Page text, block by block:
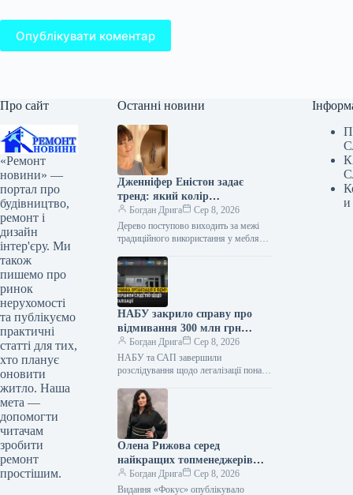
Опублікувати коментар
Про сайт
«Ремонт
новини» —
портал про
будівництво,
ремонт і
дизайн
інтер'єру. Ми
також
пишемо про
ринок
нерухомості
та публікуємо
практичні
статті для тих,
хто планує
оновити
житло. Наша
мета —
допомогти
читачам
зробити
ремонт
простішим.
Останні новини
Дженніфер Еністон задає
тренд: який колір
домінуватиме у ванних
кімнатах 2027 року
Богдан Дрига
Сер 8, 2026
Дерево поступово виходить за межі
традиційного використання у меблях
частіше стаючи матеріалом для
оформлення цілих стін…
НАБУ закрило справу про
відмивання 300 млн грн
ексголовою ФДМУ
Богдан Дрига
Сер 8, 2026
НАБУ та САП завершили
розслідування щодо легалізації понад
антикорупційне бюро України (НАБУ)
та Спеціалізована антикорупційна
прокуратура…
Олена Рижова серед
найкращих топменеджерів
України за версією «Фокуса»
Богдан Дрига
Сер 8, 2026
Видання «Фокус» опублікувало
и